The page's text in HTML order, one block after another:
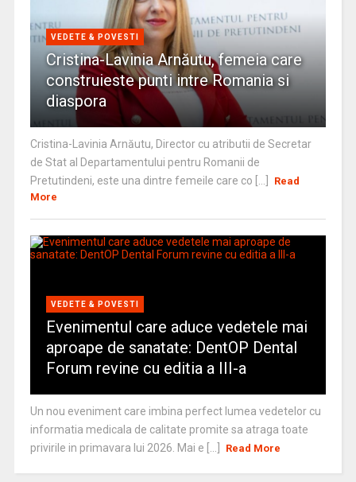
VEDETE & POVESTI
Cristina-Lavinia Arnăutu, femeia care
construieste punti intre Romania si
diaspora
Cristina-Lavinia Arnăutu, Director cu atributii de Secretar
de Stat al Departamentului pentru Romanii de
Pretutindeni, este una dintre femeile care co [...]
Read
More
VEDETE & POVESTI
Evenimentul care aduce vedetele mai
aproape de sanatate: DentOP Dental
Forum revine cu editia a III-a
Un nou eveniment care imbina perfect lumea vedetelor cu
informatia medicala de calitate promite sa atraga toate
privirile in primavara lui 2026. Mai e [...]
Read More